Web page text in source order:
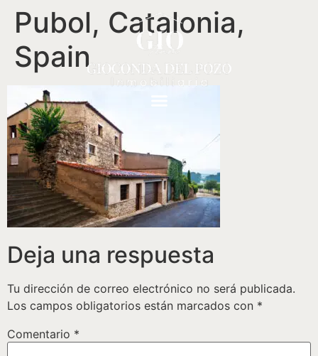
Pubol, Catalonia,
Spain
Deja una respuesta
Tu dirección de correo electrónico no será publicada.
Los campos obligatorios están marcados con *
Comentario *